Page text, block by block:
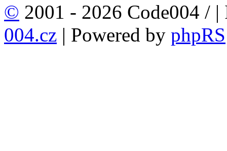
© 2001 - 2026 Code004 / |
004.cz | Powered by phpRS